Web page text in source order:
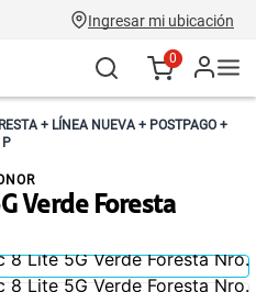
Ingresar mi ubicación
0
+ LÍNEA NUEVA + POSTPAGO +
P
Verde Foresta